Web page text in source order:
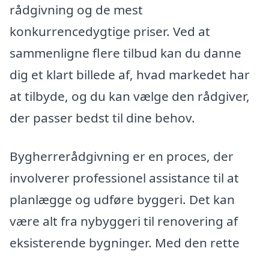
rådgivning og de mest
konkurrencedygtige priser. Ved at
sammenligne flere tilbud kan du danne
dig et klart billede af, hvad markedet har
at tilbyde, og du kan vælge den rådgiver,
der passer bedst til dine behov.
Bygherrerådgivning er en proces, der
involverer professionel assistance til at
planlægge og udføre byggeri. Det kan
være alt fra nybyggeri til renovering af
eksisterende bygninger. Med den rette